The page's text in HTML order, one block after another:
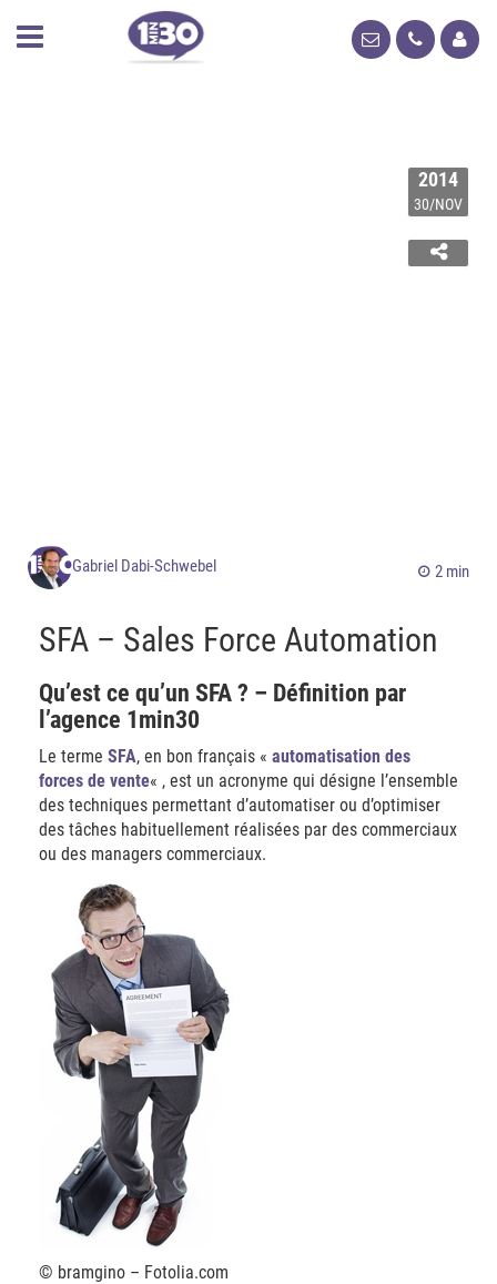
2014
30/NOV
Gabriel Dabi-Schwebel 2 min
SFA – Sales Force Automation
Qu’est ce qu’un SFA ? – Définition par
l’agence 1min30
Le terme SFA, en bon français « automatisation des
forces de vente« , est un acronyme qui désigne l’ensemble
des techniques permettant d’automatiser ou d’optimiser
des tâches habituellement réalisées par des commerciaux
ou des managers commerciaux.
© bramgino – Fotolia.com